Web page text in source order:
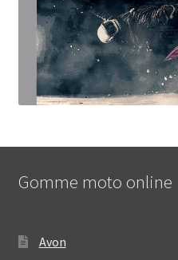
Gomme moto online
Avon